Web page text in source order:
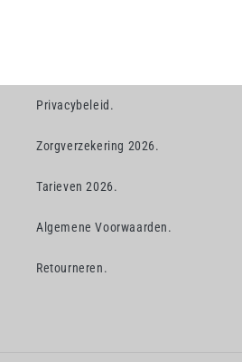
Privacybeleid.
Zorgverzekering 2026.
Tarieven 2026.
Algemene Voorwaarden.
Retourneren.